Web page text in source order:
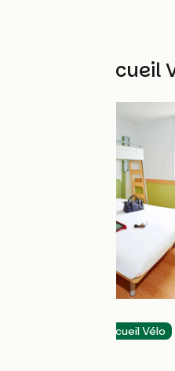
Weitere Accueil
Accueil Vélo